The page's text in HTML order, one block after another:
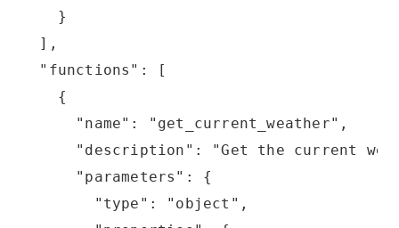
    }
  ],
  "functions": [
    {
      "name": "get_current_weather",
"description": "Get the current
      "parameters": {
        "type": "object",